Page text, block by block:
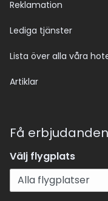
Reklamation
Lediga tjänster
Lista över alla våra
Artiklar
Få
Välj flygplats